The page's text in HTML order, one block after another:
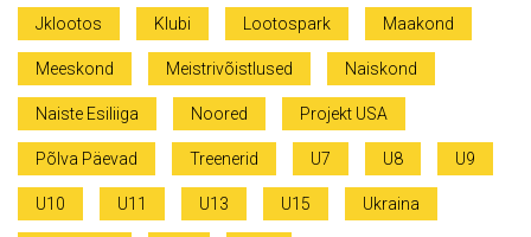
Jklootos Klubi Lootospark Maakond
Meeskond Meistrivõistlused Naiskond
Naiste Esiliiga Noored Projekt USA
Põlva Päevad Treenerid U7 U8 U9
U10 U11 U13 U15 Ukraina